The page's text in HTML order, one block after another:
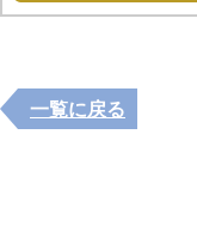
一覧に戻る